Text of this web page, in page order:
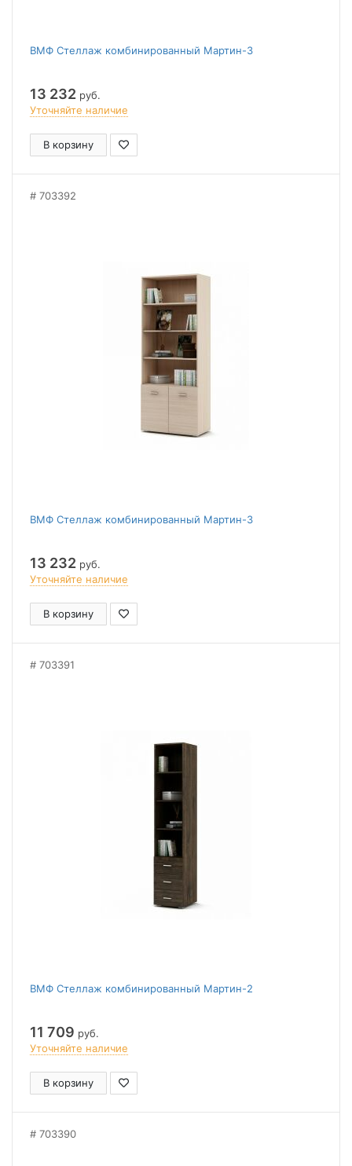
ВМФ Стеллаж комбинированный Мартин-3
13 232 руб.
Уточняйте наличие
В корзину
703392
ВМФ Стеллаж комбинированный Мартин-3
13 232 руб.
Уточняйте наличие
В корзину
703391
ВМФ Стеллаж комбинированный Мартин-2
11 709 руб.
Уточняйте наличие
В корзину
703390